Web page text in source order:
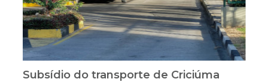
Subsídio do transporte de Criciúma